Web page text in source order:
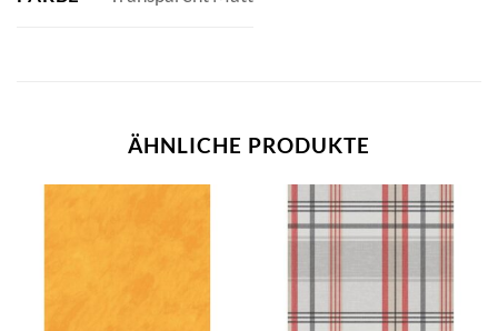
ÄHNLICHE PRODUKTE